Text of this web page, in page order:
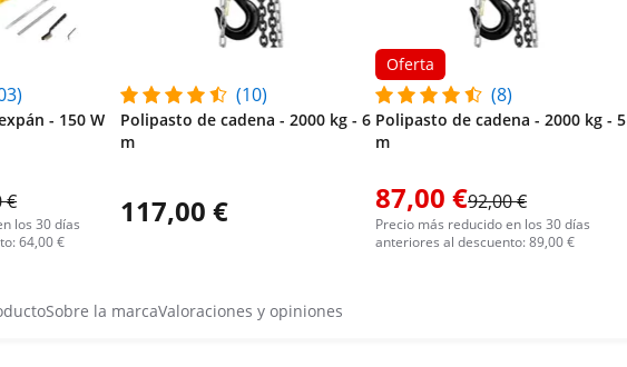
- 150 W
€
los 30 días
64,00 €
(10)
Polipasto de cadena - 2000 kg - 6
m
117,00 €
Oferta
(8)
Polipasto de cadena - 2000 kg - 5
m
87,00 €92,00 €
Precio más reducido en los 30 días
anteriores al descuento: 89,00 €
Sobre la marcaValoraciones y opiniones